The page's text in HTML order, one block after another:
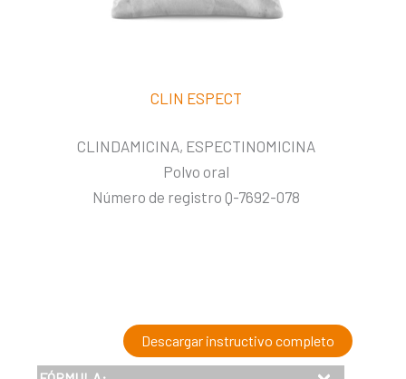
CLIN ESPECT
CLINDAMICINA, ESPECTINOMICINA
Polvo oral
Número de registro Q-7692-078
Descargar instructivo completo